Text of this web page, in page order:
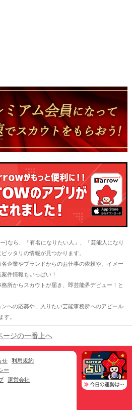
)なら、「有名になりたい人」、「芸能人になり
ッタリの情報が見つかります。
企業やブランドからのお仕事の依頼や、イメー
件情報もいっぱい！
所からスカウトが届き、即芸能界デビュー！と
への応募や、入りたい芸能事務所へのアピール
す。
ージの一番上へ
せ
利用規約
ー
運営会社